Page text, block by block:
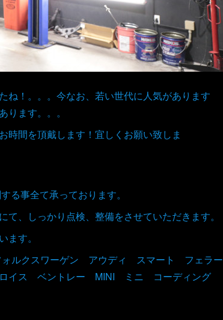
ね！。。。今なお、若い世代に人気があります
ます。。。
時間を頂戴します！宜しくお願い致しま
る事全て承っております。
、しっかり点検、整備をさせていただきます。
す。
クスワーゲン アウディ スマート フェラー
イス ベントレー MINI ミニ コーディング